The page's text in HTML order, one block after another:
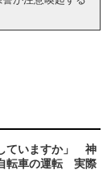
ていますか」 神
転車の運転 実際